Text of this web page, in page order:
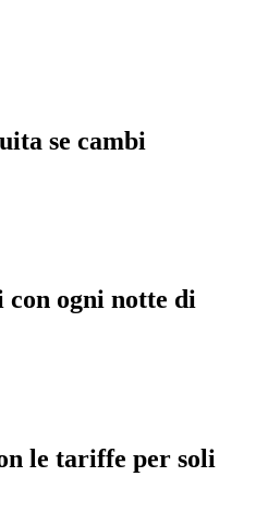
se cambi
con ogni notte di
le tariffe per soli